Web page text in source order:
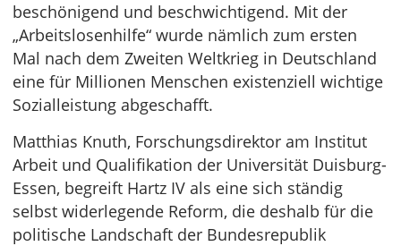
beschönigend und beschwichtigend. Mit der
„Arbeitslosenhilfe“ wurde nämlich zum ersten
Mal nach dem Zweiten Weltkrieg in Deutschland
eine für Millionen Menschen existenziell wichtige
Sozialleistung abgeschafft.
Matthias Knuth, Forschungsdirektor am Institut
Arbeit und Qualifikation der Universität Duisburg-
Essen, begreift Hartz IV als eine sich ständig
selbst widerlegende Reform, die deshalb für die
politische Landschaft der Bundesrepublik